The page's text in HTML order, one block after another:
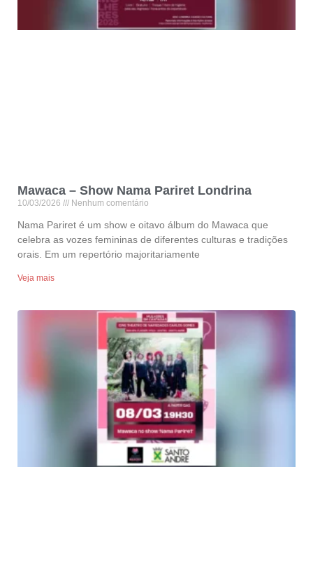
Mawaca – Show Nama Pariret Londrina
10/03/2026 Nenhum comentário
Nama Pariret é um show e oitavo álbum do Mawaca que
celebra as vozes femininas de diferentes culturas e tradições
orais. Em um repertório majoritariamente
Veja mais